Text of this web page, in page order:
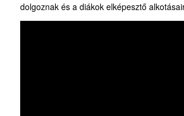
dolgoznak és a diákok elképesztő